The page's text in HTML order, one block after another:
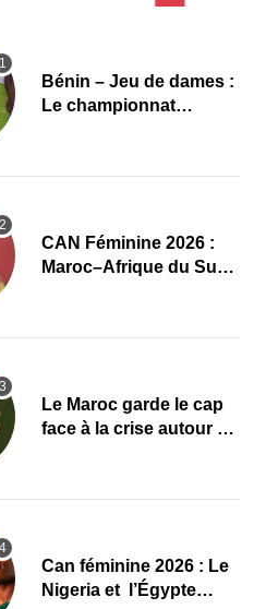
Bénin – Jeu de dames :
Le championnat
conquête du sacre
CAN Féminine 2026 :
Maroc–Afrique du Sud,
Le Maroc garde le cap
face à la crise autour de
‎Can féminine 2026 : Le
Nigeria et l’Égypte